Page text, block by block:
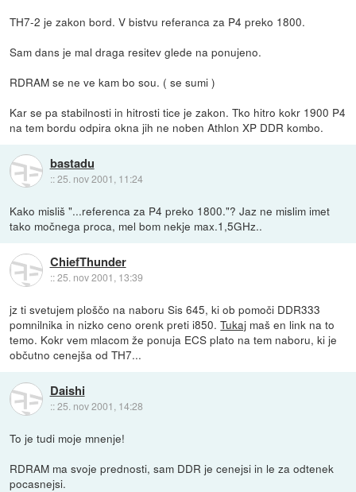
TH7-2 je zakon bord. V bistvu referanca za P4 preko 1800.
Sam dans je mal draga resitev glede na ponujeno.
RDRAM se ne ve kam bo sou. ( se sumi )
Kar se pa stabilnosti in hitrosti tice je zakon. Tko hitro kokr 1900 P4
na tem bordu odpira okna jih ne noben Athlon XP DDR kombo.
bastadu
::25. nov 2001, 11:24
Kako misliš "...referenca za P4 preko 1800."? Jaz ne mislim imet
tako močnega proca, mel bom nekje max.1,5GHz..
ChiefThunder
::25. nov 2001, 13:39
jz ti svetujem ploščo na naboru Sis 645, ki ob pomoči DDR333
pomnilnika in nizko ceno orenk preti i850.Tukaj maš en link na to
temo. Kokr vem mlacom že ponuja ECS plato na tem naboru, ki je
občutno cenejša od TH7...
Daishi
::25. nov 2001, 14:28
To je tudi moje mnenje!
RDRAM ma svoje prednosti, sam DDR je cenejsi in le za odtenek
pocasnejsi.